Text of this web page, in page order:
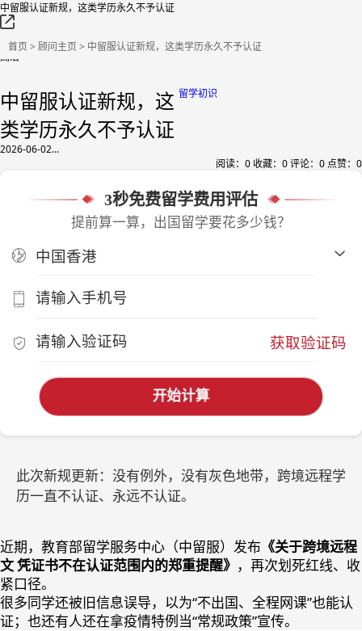
中留服认证新规，这类学历永久不予认证
首页> 顾问主页> 中留服认证新规，这类学历永久不予认证
高洁
留学初识
中留服认证新规，这
类学历永久不予认证
2026-06-02...
阅读： 0 收藏： 0评论： 0 点赞： 0
3秒免费留学费用评估
提前算一算，出国留学要花多少钱？
获取验证码
开始计算
此次新规更新：没有例外，没有灰色地带，跨境远程学
历一直不认证、永远不认证。
近期，教育部留学服务中心（中留服）发布 《关于跨境远程
文 凭证书不在认证范围内的郑重提醒》 ，再次划死红线、收
紧口径。
很多同学还被旧信息误导，以为“不出国、全程网课”也能认
证；也还有人还在拿疫情特例当“常规政策”宣传。